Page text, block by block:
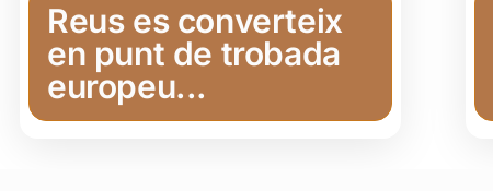
Reus es converteix
en punt de trobada
europeu...